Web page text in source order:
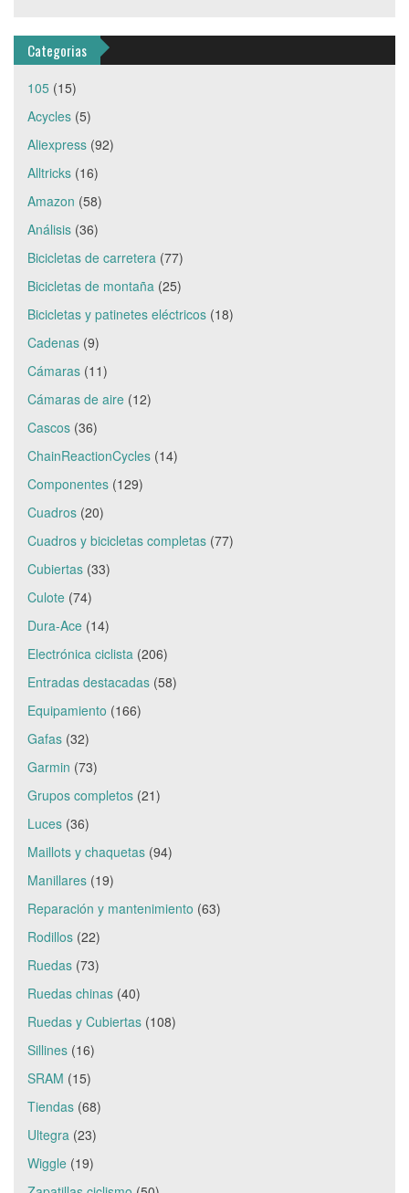
Categorias
105 (15)
Acycles (5)
Aliexpress (92)
Alltricks (16)
Amazon (58)
Análisis (36)
Bicicletas de carretera (77)
Bicicletas de montaña (25)
Bicicletas y patinetes eléctricos (18)
Cadenas (9)
Cámaras (11)
Cámaras de aire (12)
Cascos (36)
ChainReactionCycles (14)
Componentes (129)
Cuadros (20)
Cuadros y bicicletas completas (77)
Cubiertas (33)
Culote (74)
Dura-Ace (14)
Electrónica ciclista (206)
Entradas destacadas (58)
Equipamiento (166)
Gafas (32)
Garmin (73)
Grupos completos (21)
Luces (36)
Maillots y chaquetas (94)
Manillares (19)
Reparación y mantenimiento (63)
Rodillos (22)
Ruedas (73)
Ruedas chinas (40)
Ruedas y Cubiertas (108)
Sillines (16)
SRAM (15)
Tiendas (68)
Ultegra (23)
Wiggle (19)